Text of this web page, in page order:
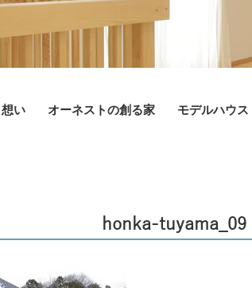
想い オーネストの創る家 モデルハウス
honka-tuyama_09